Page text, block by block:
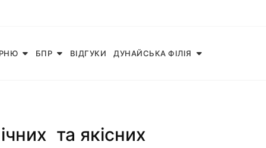
БПР ВІДГУКИ ДУНАЙСЬКА ФІЛІЯ
та якісних